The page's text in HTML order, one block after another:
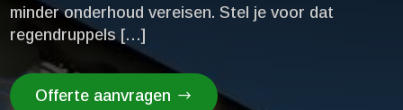
minder onderhoud vereisen.​ Stel je voor dat
regendruppels […]
Offerte aanvragen